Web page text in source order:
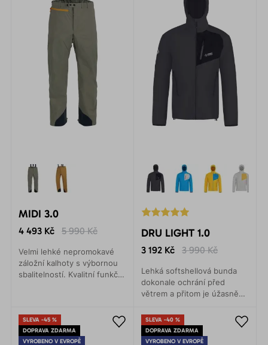
MIDI 3.0
4 493 Kč 5 990 Kč
Velmi lehké nepromokavé
záložní kalhoty s výbornou
sbalitelností. Kvalitní funkční
DRU LIGHT 1.0
3 192 Kč 3 990 Kč
Lehká softshellová bunda
dokonale ochrání před
větrem a přitom je úžasně
jakoukoliv areobní aktivitu.
SLEVA -45 %
DOPRAVA ZDARMA
VYROBENO V EVROPĚ
SLEVA -40 %
DOPRAVA ZDARMA
VYROBENO V EVROPĚ